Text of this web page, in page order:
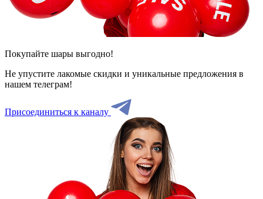
Покупайте шары выгодно!
Не упустите лакомые скидки и уникальные предложения в
нашем телеграм!
Присоединиться к каналу